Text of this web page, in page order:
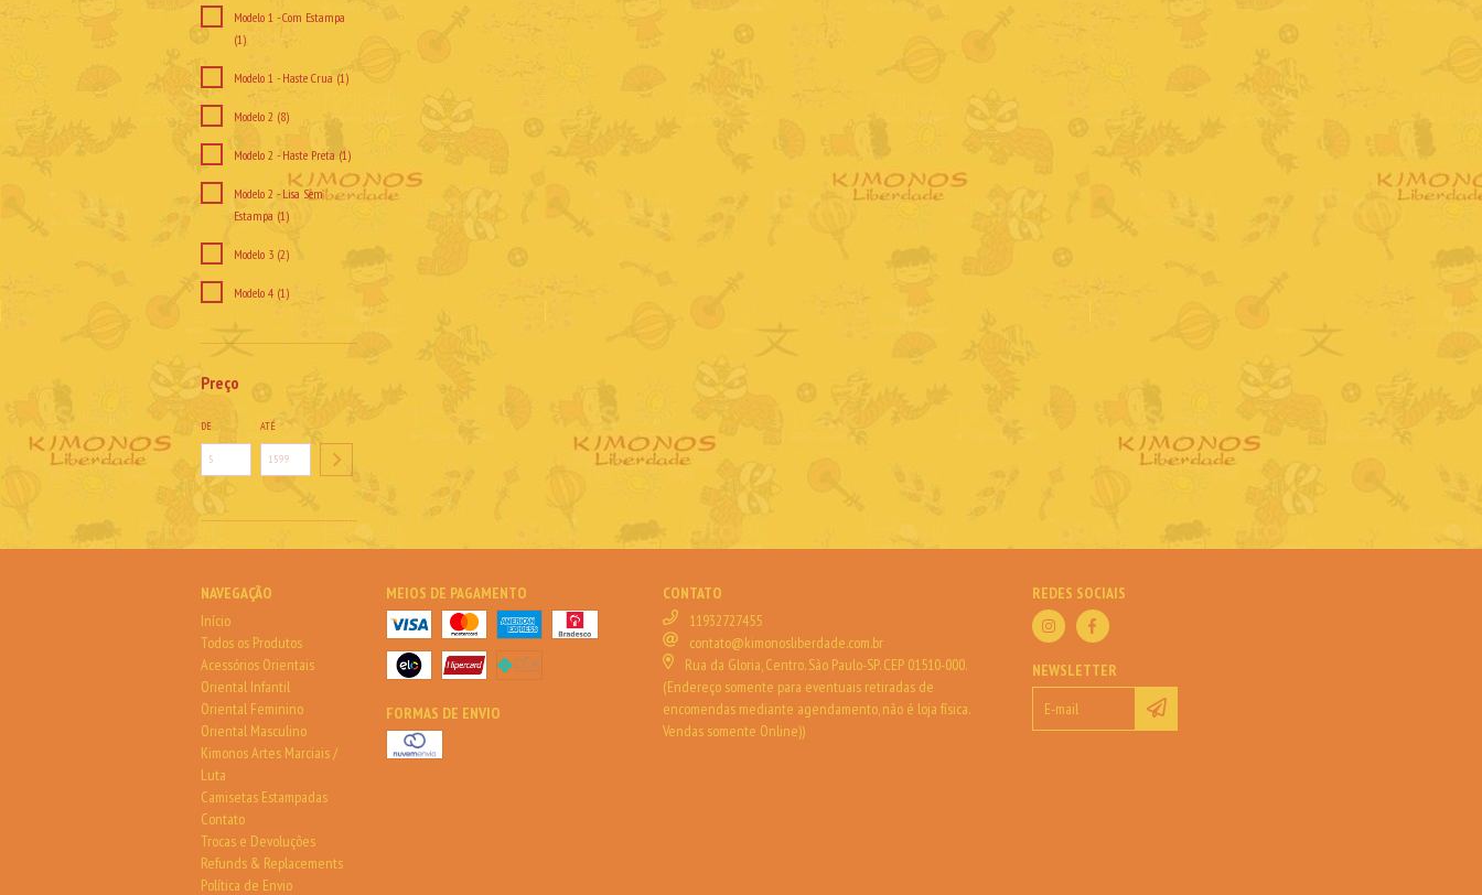
Modelo 1 - Com Estampa
(1)
Modelo 1 - Haste Crua (1)
Modelo 2 (8)
Modelo 2 - Haste Preta (1)
Modelo 2 - Lisa Sem
Estampa (1)
Modelo 3 (2)
Modelo 4 (1)
Preço
DE ATÉ
NAVEGAÇÃO
Início
Todos os Produtos
Acessórios Orientais
Oriental Infantil
Oriental Feminino
Oriental Masculino
Kimonos Artes Marciais /
Luta
Camisetas Estampadas
Contato
Trocas e Devoluções
Refunds & Replacements
Política de Envio
MEIOS DE PAGAMENTO
FORMAS DE ENVIO
CONTATO
11932727455
contato@kimonosliberdade.com.br
Rua da Gloria, Centro. São Paulo-SP. CEP 01510-000.
(Endereço somente para eventuais retiradas de
encomendas mediante agendamento, não é loja física.
Vendas somente Online))
REDES SOCIAIS
NEWSLETTER